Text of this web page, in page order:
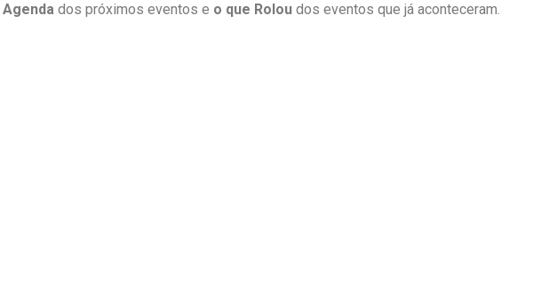
Agenda dos próximos eventos e o que Rolou dos eventos que já aconteceram.